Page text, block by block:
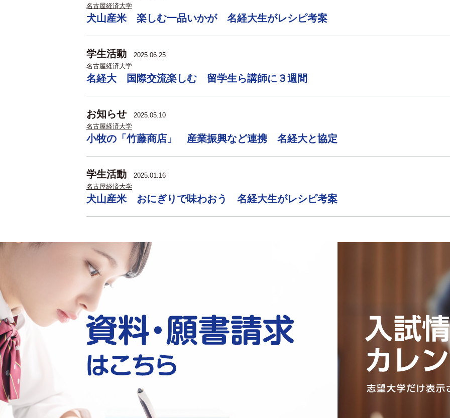
名古屋経済大学
犬山産米 楽しむ一品いかが 名経大生がレシピ考案
学生活動
2025.06.25
名古屋経済大学
名経大 国際交流楽しむ 留学生ら講師に３週間
お知らせ
2025.05.10
名古屋経済大学
小牧の「竹藤商店」 産業振興など連携 名経大と協定
学生活動
2025.01.16
名古屋経済大学
犬山産米 おにぎりで味わおう 名経大生がレシピ考案